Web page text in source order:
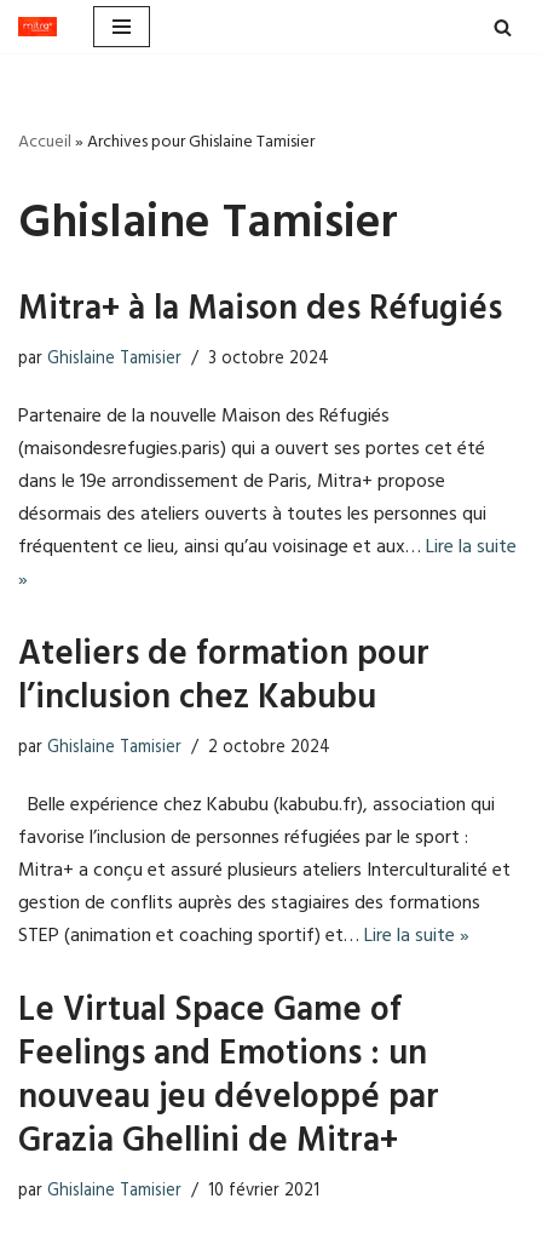
contenu
Accueil » Archives pour Ghislaine Tamisier
Ghislaine Tamisier
Mitra+ à la Maison des Réfugiés
par Ghislaine Tamisier 3 octobre 2024
Partenaire de la nouvelle Maison des Réfugiés
(maisondesrefugies.paris) qui a ouvert ses portes cet été
dans le 19e arrondissement de Paris, Mitra+ propose
désormais des ateliers ouverts à toutes les personnes qui
fréquentent ce lieu, ainsi qu’au voisinage et aux… Lire la suite
»
Ateliers de formation pour
l’inclusion chez Kabubu
par Ghislaine Tamisier 2 octobre 2024
Belle expérience chez Kabubu (kabubu.fr), association qui
favorise l’inclusion de personnes réfugiées par le sport :
Mitra+ a conçu et assuré plusieurs ateliers Interculturalité et
gestion de conflits auprès des stagiaires des formations
STEP (animation et coaching sportif) et… Lire la suite »
Le Virtual Space Game of
Feelings and Emotions : un
nouveau jeu développé par
Grazia Ghellini de Mitra+
par Ghislaine Tamisier 10 février 2021